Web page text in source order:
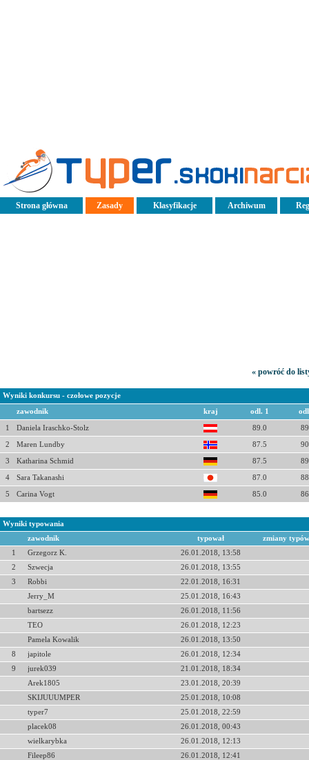
Strona główna Zasady Klasyfikacje Archiwum
« powróć do
Wyniki konkursu - czołowe pozycje
zawodnik kraj odl. 1
1 Daniela Iraschko-Stolz 89.0
2 Maren Lundby 87.5
3 Katharina Schmid 87.5
4 Sara Takanashi 87.0
5 Carina Vogt 85.0
Wyniki typowania
zawodnik
typował
zmiany typów
1
Grzegorz K.
26.01.2018, 13:58
2
Szwecja
26.01.2018, 13:55
3
Robbi
22.01.2018, 16:31
Jerry_M
25.01.2018, 16:43
bartsezz
26.01.2018, 11:56
TEO
26.01.2018, 12:23
Pamela Kowalik
26.01.2018, 13:50
8
japitole
26.01.2018, 12:34
9
jurek039
21.01.2018, 18:34
Arek1805
23.01.2018, 20:39
SKIJUUUMPER
25.01.2018, 10:08
typer7
25.01.2018, 22:59
placek08
26.01.2018, 00:43
wielkarybka
26.01.2018, 12:13
Fileep86
26.01.2018, 12:41